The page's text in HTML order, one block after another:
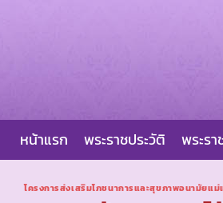
หน้าแรก พระราชประวัติ พระร
โครงการส่งเสริมโภชนาการและสุขภาพอนามัยแม่